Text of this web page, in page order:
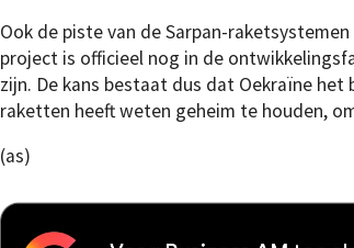
Ook de piste van de Sarpan-
project is officieel nog in de
zijn. De kans bestaat dus dat Oekraïne
raketten heeft weten geheim te houden,
(as)